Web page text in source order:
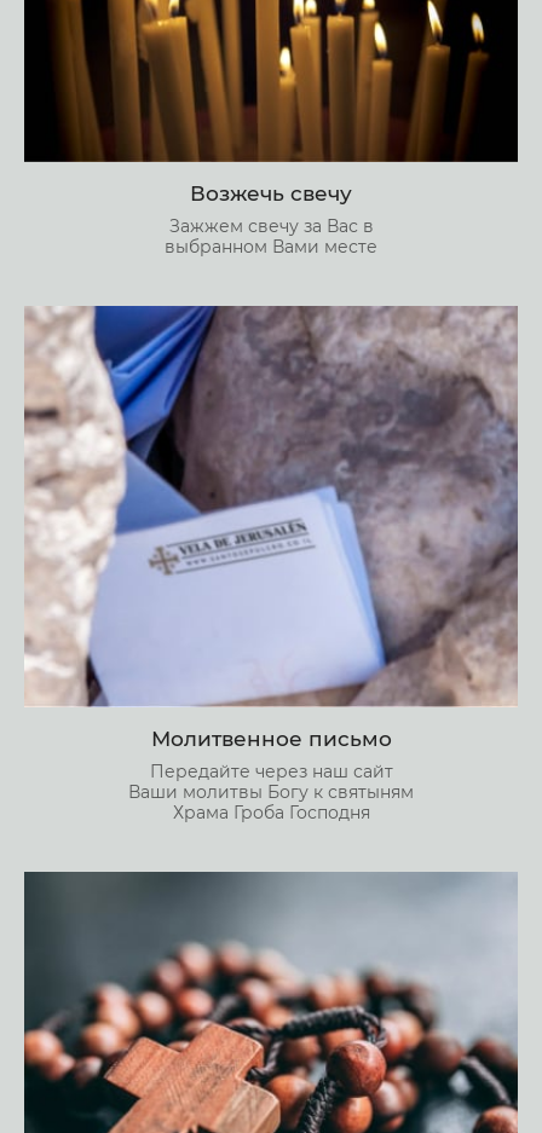
Возжечь свечу
Зажжем свечу за Вас в
выбранном Вами месте
Молитвенное письмо
Передайте через наш сайт
Ваши молитвы Богу к святыням
Храма Гроба Господня